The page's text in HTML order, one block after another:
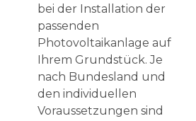
bei der Installation der
passenden
Photovoltaikanlage auf
Ihrem Grundstück. Je
nach Bundesland und
den individuellen
Voraussetzungen sind